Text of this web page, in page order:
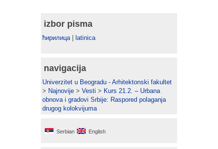
izbor pisma
ћирилица| latinica
navigacija
Univerzitet u Beogradu - Arhitektonski fakultet
> Najnovije > Vesti > Kurs 21.2. – Urbana
obnova i gradovi Srbije: Raspored polaganja
drugog kolokvijuma
Serbian English